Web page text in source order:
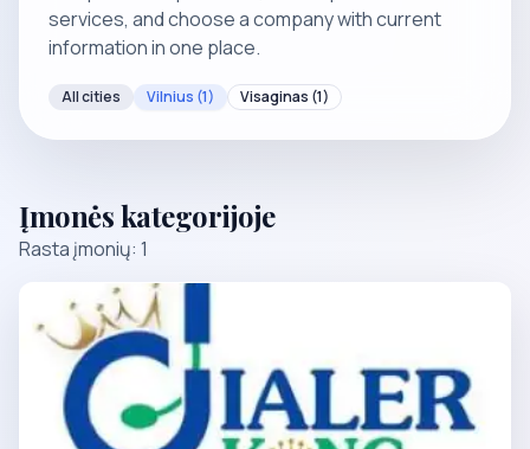
services, and choose a company with current
information in one place.
All cities Vilnius (1) Visaginas (1)
Įmonės kategorijoje
Rasta įmonių: 1